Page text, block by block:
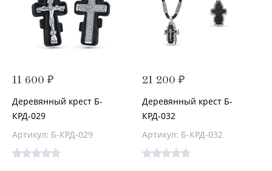
11 600 ₽
Деревянный крест Б-
КРД-029
Артикул: Б-КРД-029
21 200 ₽
Деревянный крест Б-
КРД-032
Артикул: Б-КРД-032